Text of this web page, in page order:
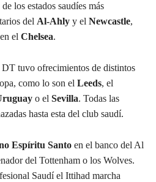
los estados saudíes más
del Al-Ahly y el Newcastle,
el Chelsea.
DT tuvo ofrecimientos de distintos
como lo son el Leeds, el
o el Sevilla. Todas las
hasta esta del club saudí.
Espíritu Santo en el banco del Al
del Tottenham o los Wolves.
Saudí el Ittihad marcha